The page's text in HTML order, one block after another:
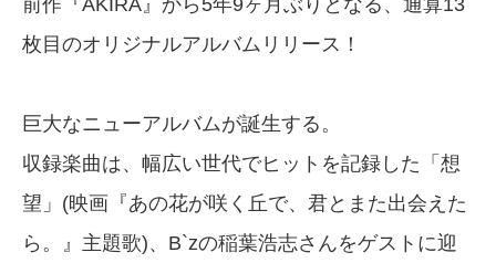
前作『AKIRA』から5年9ヶ月ぶりとなる、通算13
枚目のオリジナルアルバムリリース！
巨大なニューアルバムが誕生する。
収録楽曲は、幅広い世代でヒットを記録した「想
望」(映画『あの花が咲く丘で、君とまた出会えた
ら。』主題歌)、B`zの稲葉浩志さんをゲストに迎